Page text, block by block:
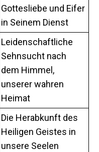
Gottesliebe und Eifer
in Seinem Dienst
Leidenschaftliche
Sehnsucht nach
dem Himmel,
unserer wahren
Heimat
Die Herabkunft des
Heiligen Geistes in
unsere Seelen